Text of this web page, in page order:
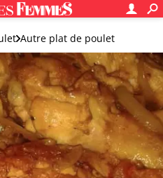
Autre plat de poulet